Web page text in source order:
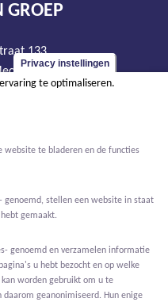
GROEP
133
965
Privacy instellingen
te optimaliseren.
website te bladeren en de functies
genoemd, stellen een website in staat
gemaakt.
genoemd en verzamelen informatie
u hebt bezocht en op welke
worden gebruikt om u te
geanonimiseerd. Hun enige